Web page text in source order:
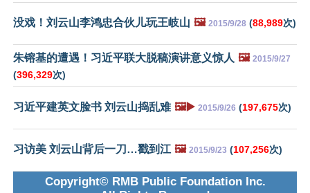
没戏！刘云山李鸿忠合伙儿玩王岐山 🖼️ 2015/9/28 (88,989次)
朱镕基的遭遇！习近平联大脱稿演讲意义惊人 🖼️ 2015/9/27
(396,329次)
习近平建英文脸书 刘云山捣乱难 🖼️▶️ 2015/9/26 (197,675次)
习访美 刘云山背后一刀…戳到江 🖼️ 2015/9/23 (107,256次)
Copyright© RMB Public Foundation Inc.